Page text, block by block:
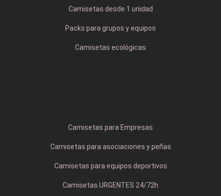
Camisetas desde 1 unidad
Packs para grupos y equipos
Camisetas ecológicas
Camisetas para Empresas
Camisetas para asociaciones y peñas
Camisetas para equipos deportivos
Camisetas URGENTES 24/72h